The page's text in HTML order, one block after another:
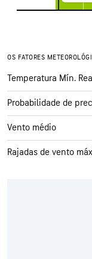
OS FATORES
Temperatura Mín.
Probabilidade de
Vento médio
Rajadas de vento